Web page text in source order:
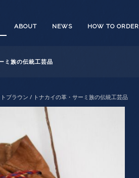
ABOUT NEWS HOW TO ORDER
ミ族の伝統工芸品
ブラウン / トナカイの革・サーミ族の伝統工芸品